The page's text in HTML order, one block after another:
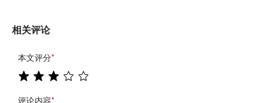
相关评论
本文评分*
评论内容*